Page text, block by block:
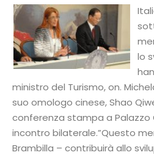
lo
ministro del Turismo, on.
suo omologo cinese, Shao
conferenza stampa a Palazzo
incontro bilaterale.”Questo
Brambilla – contribuirà allo